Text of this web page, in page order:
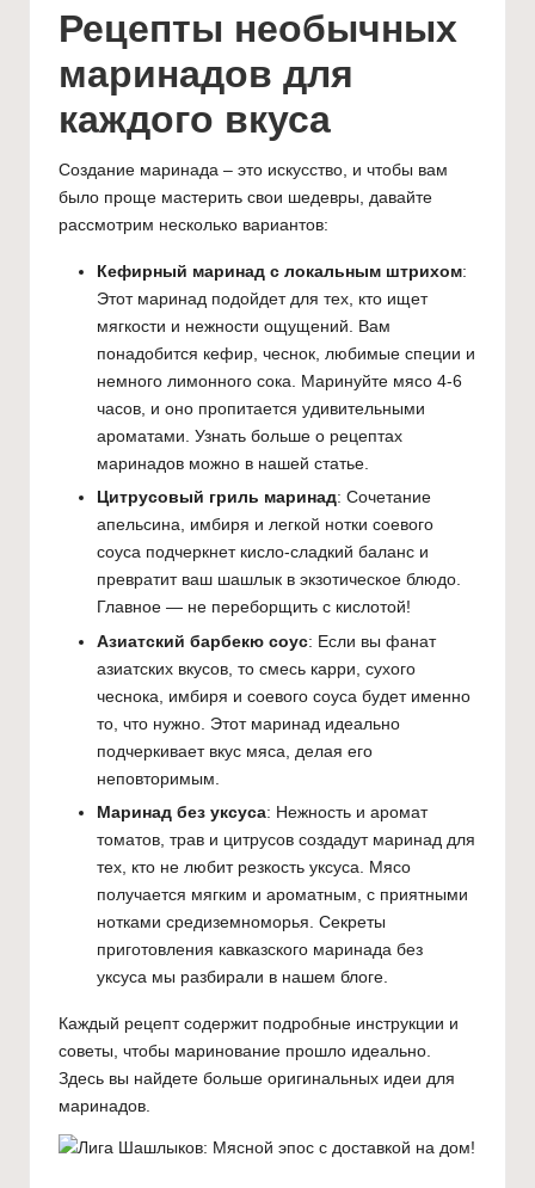
Рецепты необычных
маринадов для
каждого вкуса
Создание маринада – это искусство, и чтобы вам
было проще мастерить свои шедевры, давайте
рассмотрим несколько вариантов:
Кефирный маринад с локальным штрихом:
Этот маринад подойдет для тех, кто ищет
мягкости и нежности ощущений. Вам
понадобится кефир, чеснок, любимые специи и
немного лимонного сока. Маринуйте мясо 4-6
часов, и оно пропитается удивительными
ароматами. Узнать больше о рецептах
маринадов можно в нашей статье.
Цитрусовый гриль маринад: Сочетание
апельсина, имбиря и легкой нотки соевого
соуса подчеркнет кисло-сладкий баланс и
превратит ваш шашлык в экзотическое блюдо.
Главное — не переборщить с кислотой!
Азиатский барбекю соус: Если вы фанат
азиатских вкусов, то смесь карри, сухого
чеснока, имбиря и соевого соуса будет именно
то, что нужно. Этот маринад идеально
подчеркивает вкус мяса, делая его
неповторимым.
Маринад без уксуса: Нежность и аромат
томатов, трав и цитрусов создадут маринад для
тех, кто не любит резкость уксуса. Мясо
получается мягким и ароматным, с приятными
нотками средиземноморья. Секреты
приготовления кавказского маринада без
уксуса мы разбирали в нашем блоге.
Каждый рецепт содержит подробные инструкции и
советы, чтобы маринование прошло идеально.
Здесь вы найдете больше оригинальных идеи для
маринадов.